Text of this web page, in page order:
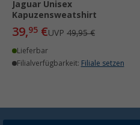
Jaguar Unisex
Kapuzensweatshirt
39,95 €UVP 49,95 €
Lieferbar
Filialverfügbarkeit: Filiale setzen